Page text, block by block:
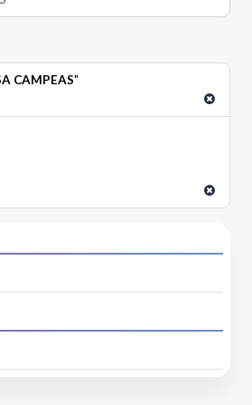
CAMPEAS"